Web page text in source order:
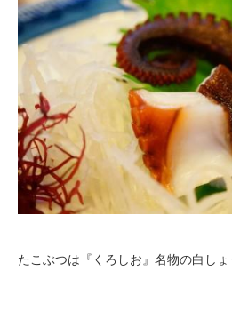
たこぶつは『くろしお』名物の白しょ